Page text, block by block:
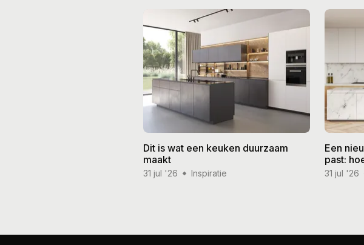
Dit is wat een keuken duurzaam
maakt
31 jul '26 Inspiratie
Een
past:
31 jul '26